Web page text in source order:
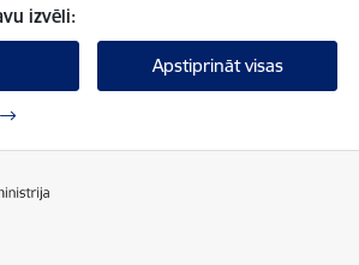
izvēli:
Apstiprināt visas